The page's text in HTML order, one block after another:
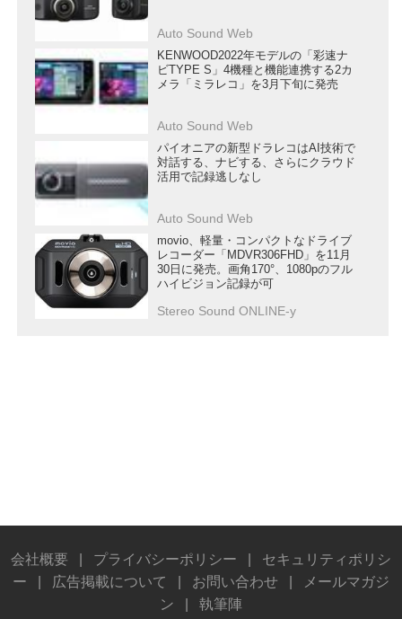
Auto Sound Web
KENWOOD2022年モデルの「彩速ナ
ビTYPE S」4機種と機能連携する2カ
メラ「ミラレコ」を3月下旬に発売
Auto Sound Web
パイオニアの新型ドラレコはAI技術で
対話する、ナビする、さらにクラウド
活用で記録逃しなし
Auto Sound Web
movio、軽量・コンパクトなドライブ
レコーダー「MDVR306FHD」を11月
30日に発売。画角170°、1080pのフル
ハイビジョン記録が可
Stereo Sound ONLINE-y
会社概要 プライバシーポリシー
セキュリティポリシ
ー
広告掲載について お問い合わせ
メールマガジ
ン
執筆陣